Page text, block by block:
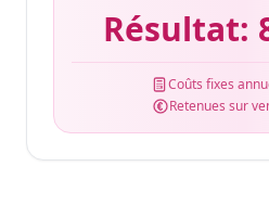
Résultat:
Coûts fixes
Retenues sur